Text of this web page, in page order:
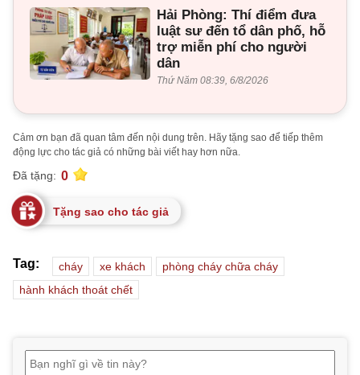
Hải Phòng: Thí điểm đưa
luật sư đến tổ dân phố, hỗ
trợ miễn phí cho người
dân
Thứ Năm 08:39, 6/8/2026
Cảm ơn bạn đã quan tâm đến nội dung trên. Hãy tặng sao để tiếp thêm
động lực cho tác giả có những bài viết hay hơn nữa.
Đã tặng: 0
Tặng sao cho tác giả
Tag: cháy xe khách
phòng cháy chữa cháy
hành khách thoát chết